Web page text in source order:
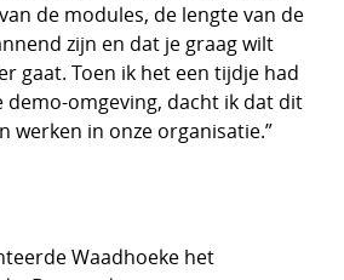
de modules, de lengte van de
zijn en dat je graag wilt
gaat. Toen ik het een tijdje had
omgeving, dacht ik dat dit
werken in onze organisatie.”
Waadhoeke het